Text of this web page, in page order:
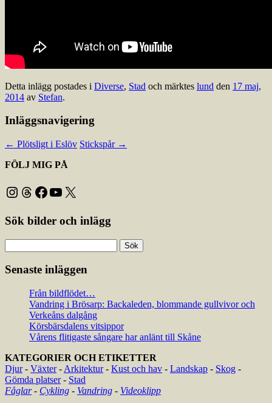
Detta inlägg postades i Diverse, Stad och märktes lund den 17 maj,
2014 av Stefan.
Inläggsnavigering
← Plötsligt i Eslöv Stickspår →
FÖLJ MIG PÅ
Instagram
Threads
Facebook
YouTube
X
Sök bilder och inlägg
efter:
Senaste inläggen
Från bildflödet…
Vandring i Brösarp: Backaleden, blommande gullvivor och
Verkeåns dalgång
Körsbärsdalens vitsippor
Vårens flitigaste sångare har anlänt till Skåne
KATEGORIER OCH ETIKETTER
Djur- Växter- Arkitektur- Kust och hav - Landskap - Skog -
Gömda platser- Stad
Fåglar- Cykling - Vandring - Videoklipp